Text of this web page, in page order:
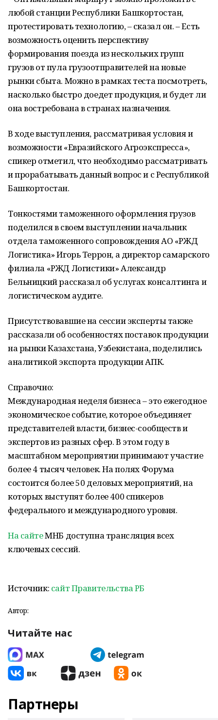
любой станции Республики Башкортостан,
протестировать технологию, – сказал он. – Есть
возможность оценить перспективу
формирования поезда из нескольких групп
грузов от пула грузоотправителей на новые
рынки сбыта. Можно в рамках теста посмотреть,
насколько быстро доедет продукция, и будет ли
она востребована в странах назначения.
В ходе выступления, рассматривая условия и
возможности «Евразийского Агроэкспресса»,
спикер отметил, что необходимо рассматривать
и прорабатывать данный вопрос и с Республикой
Башкортостан.
Тонкостями таможенного оформления грузов
поделился в своем выступлении начальник
отдела таможенного сопровождения АО «РЖД
Логистика» Игорь Террон, а директор самарского
филиала «РЖД Логистики» Александр
Бельницкий рассказал об услугах консалтинга и
логистическом аудите.
Присутствовавшие на сессии эксперты также
рассказали об особенностях поставок продукции
на рынки Казахстана, Узбекистана, поделились
аналитикой экспорта продукции АПК.
Справочно:
Международная неделя бизнеса – это ежегодное
экономическое событие, которое объединяет
представителей власти, бизнес-сообществ и
экспертов из разных сфер. В этом году в
масштабном мероприятии принимают участие
более 4 тысяч человек. На полях Форума
состоится более 50 деловых мероприятий, на
которых выступят более 400 спикеров
федерального и международного уровня.
На сайтеМНБ доступна трансляция всех
ключевых сессий.
Источник: сайт Правительства РБ
Автор:
Читайте нас
Партнеры